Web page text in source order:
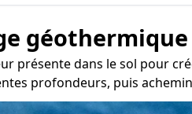
géothermique
présente dans le sol pour
profondeurs, puis